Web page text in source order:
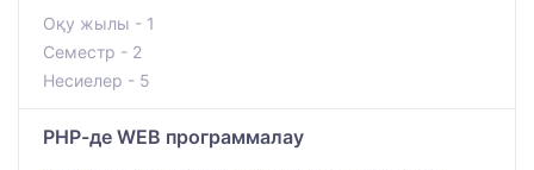
Оқу жылы - 1
Семестр - 2
Несиелер - 5
РНР-де WEB программалау